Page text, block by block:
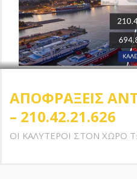
ΑΠΟΦΡΑΞΕΙΣ
– 210.42.21.626
ΟΙ ΚΑΛΥΤΕΡΟΙ ΣΤΟΝ ΧΩΡΟ